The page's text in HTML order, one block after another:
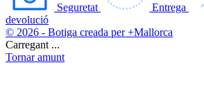
Seguretat Entrega
devolució
© 2026 - Botiga creada per +Mallorca
Carregant ...
Tornar amunt